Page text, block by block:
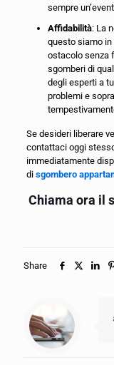
sempre
Affidabilità: La
questo siamo
ostacolo senza
sgomberi di
degli esperti a
problemi e
Se desideri liberare
contattaci oggi
immediatamente
di sgombero
Chiama ora il
Share